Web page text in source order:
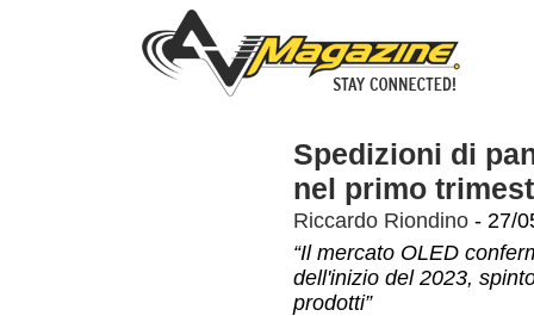
Spedizioni di
nel primo
Riccardo Riondino- 27/
“Il mercato OLED
dell'inizio del 2023,
prodotti”